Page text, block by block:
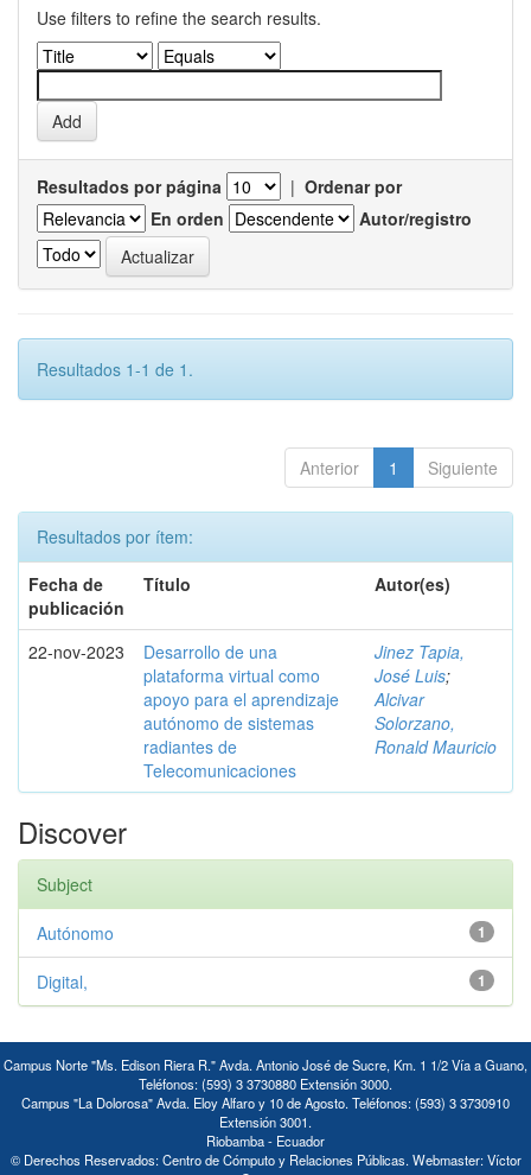
Use filters to refine the search results.
Resultados por página | Ordenar por
En orden
Autor/registro
Resultados 1-1 de 1.
Anterior 1 Siguiente
Resultados por ítem:
Fecha de
publicación
Título Autor(es)
22-nov-2023
Desarrollo de una
plataforma virtual como
apoyo para el aprendizaje
autónomo de sistemas
radiantes de
Telecomunicaciones
Jinez Tapia,
José Luis;
Alcivar
Solorzano,
Ronald Mauricio
Discover
Subject
1
Autónomo
1
Digital,
Campus Norte "Ms. Edison Riera R." Avda. Antonio José de Sucre, Km. 1 1/2 Vía a Guano,
Teléfonos: (593) 3 3730880 Extensión 3000.
Campus "La Dolorosa" Avda. Eloy Alfaro y 10 de Agosto. Teléfonos: (593) 3 3730910
Extensión 3001.
Riobamba - Ecuador
© Derechos Reservados: Centro de Cómputo y Relaciones Públicas. Webmaster: Víctor